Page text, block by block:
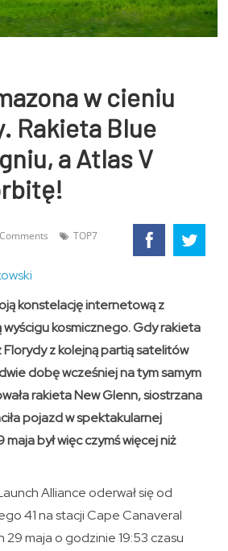
w cieniu
Rakieta Blue
a Atlas V
TOP7
konstelację internetową z
kosmicznego. Gdy rakieta
Florydy z kolejną partią satelitów
dobę wcześniej na tym samym
rakieta New Glenn, siostrzana
pojazd w spektakularnej
był więc czymś więcej niż
Alliance oderwał się od
41 na stacji Cape Canaveral
29 maja o godzinie 19:53 czasu